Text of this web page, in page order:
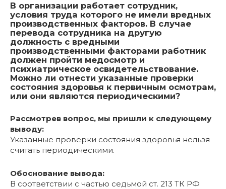
В организации работает сотрудник,
условия труда которого не имели вредных
производственных факторов. В случае
перевода сотрудника на другую
должность с вредными
производственными факторами работник
должен пройти медосмотр и
психиатрическое освидетельствование.
Можно ли отнести указанные проверки
состояния здоровья к первичным осмотрам,
или они являются периодическими?
Рассмотрев вопрос, мы пришли к следующему
выводу:
Указанные проверки состояния здоровья нельзя
считать периодическими.
Обоснование вывода:
В соответствии с частью седьмой ст. 213 ТК РФ